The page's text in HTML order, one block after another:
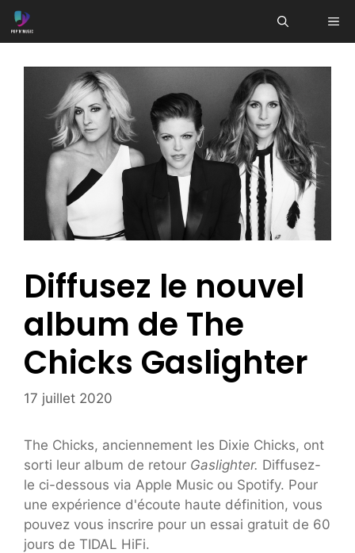
Aller
au
Diffusez le nouvel
album de The
Chicks Gaslighter
17 juillet 2020
The Chicks, anciennement les Dixie Chicks, ont
sorti leur album de retour Gaslighter. Diffusez-
le ci-dessous via Apple Music ou Spotify. Pour
une expérience d'écoute haute définition, vous
pouvez vous inscrire pour un essai gratuit de 60
jours de TIDAL HiFi.